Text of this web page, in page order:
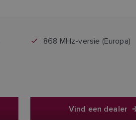
868 MHz-versie (Europa)
Vind een dealer